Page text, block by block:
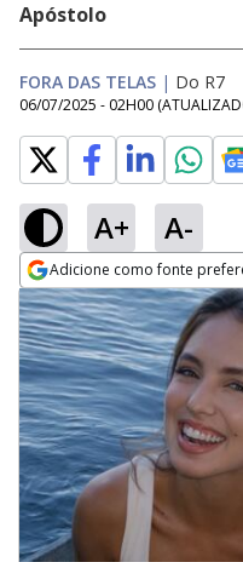
Apóstolo
FORA DAS TELAS | Do R7
06/07/2025 - 02H00
A+ A-
Adicione como fonte
Opens in new window